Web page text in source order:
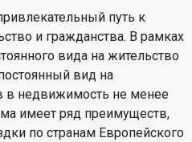
путь к
и гражданства. В рамках
вида на жительство
вид на
в недвижимость не менее
имеет ряд преимуществ,
по странам Европейского